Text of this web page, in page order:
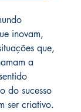
inovam,
que,
a
do sucesso
ser criativo.